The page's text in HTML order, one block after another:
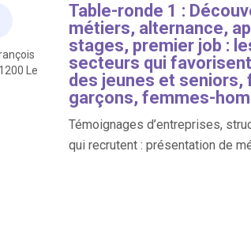
Le
Table-ronde 1 :
métiers, alternance,
stages, premier job :
secteurs qui
des jeunes et seniors,
garçons, femmes-
Témoignages d’entreprises,
qui recrutent : présentation de